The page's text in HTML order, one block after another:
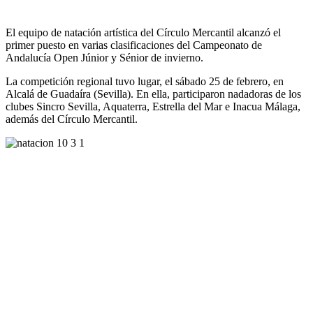
El equipo de natación artística del Círculo Mercantil alcanzó el
primer puesto en varias clasificaciones del Campeonato de
Andalucía Open Júnior y Sénior de invierno.
La competición regional tuvo lugar, el sábado 25 de febrero, en
Alcalá de Guadaíra (Sevilla). En ella, participaron nadadoras de los
clubes Sincro Sevilla, Aquaterra, Estrella del Mar e Inacua Málaga,
además del Círculo Mercantil.